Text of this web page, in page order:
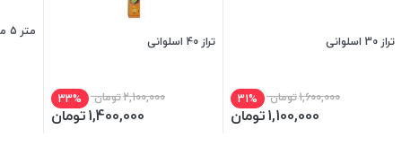
تراز 30 اسلوانی
1,600,000تومان 31%
1,100,000تومان
تراز 40 اسلوانی
2,100,000تومان 33%
1,400,000تومان
متر 5 متری ساده توسن